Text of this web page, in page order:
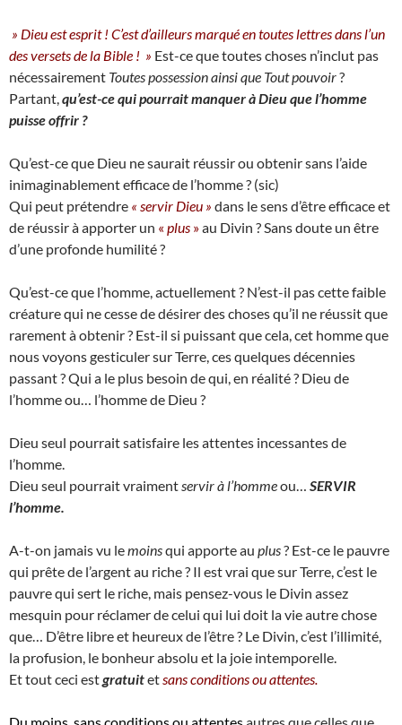
» Dieu est esprit ! C’est d’ailleurs marqué en toutes lettres dans l’un
des versets de la Bible ! » Est-ce que toutes choses n’inclut pas
nécessairement Toutes possession ainsi que Tout pouvoir?
Partant, qu’est-ce qui pourrait manquer à Dieu que l’homme
puisse offrir ?
Qu’est-ce que Dieu ne saurait réussir ou obtenir sans l’aide
inimaginablement efficace de l’homme ? (sic)
Qui peut prétendre « servir Dieu » dans le sens d’être efficace et
de réussir à apporter un « plus »au Divin ? Sans doute un être
d’une profonde humilité ?
Qu’est-ce que l’homme, actuellement ? N’est-il pas cette faible
créature qui ne cesse de désirer des choses qu’il ne réussit que
rarement à obtenir ? Est-il si puissant que cela, cet homme que
nous voyons gesticuler sur Terre, ces quelques décennies
passant ? Qui a le plus besoin de qui, en réalité ? Dieu de
l’homme ou… l’homme de Dieu ?
Dieu seul pourrait satisfaire les attentes incessantes de
l’homme.
Dieu seul pourrait vraiment servir à l’hommeou… SERVIR
l’homme.
A-t-on jamais vu lemoinsqui apporte au plus? Est-ce le pauvre
qui prête de l’argent au riche ? Il est vrai que sur Terre, c’est le
pauvre qui sert le riche, mais pensez-vous le Divin assez
mesquin pour réclamer de celui qui lui doit la vie autre chose
que… D’être libre et heureux de l’être ? Le Divin, c’est l’illimité,
la profusion, le bonheur absolu et la joie intemporelle.
Et tout ceci estgratuitet sans conditions ou attentes.
Du moins, sans conditions ou attentesautres que celles que